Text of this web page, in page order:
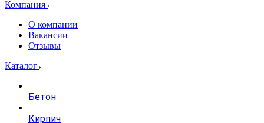
Компания
О компании
Вакансии
Отзывы
Каталог
Бетон
Кирпич